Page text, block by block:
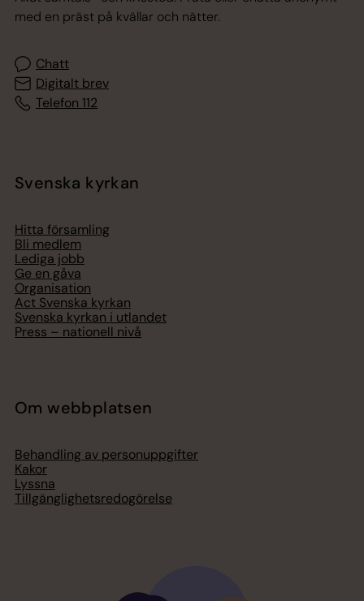
med en präst på kvällar och nätter.
Chatt
Digitalt brev
Telefon 112
Svenska kyrkan
Hitta församling
Bli medlem
Lediga jobb
Ge en gåva
Organisation
Act Svenska kyrkan
Svenska kyrkan i utlandet
Press – nationell nivå
Om webbplatsen
Behandling av personuppgifter
Kakor
Lyssna
Tillgänglighetsredogörelse